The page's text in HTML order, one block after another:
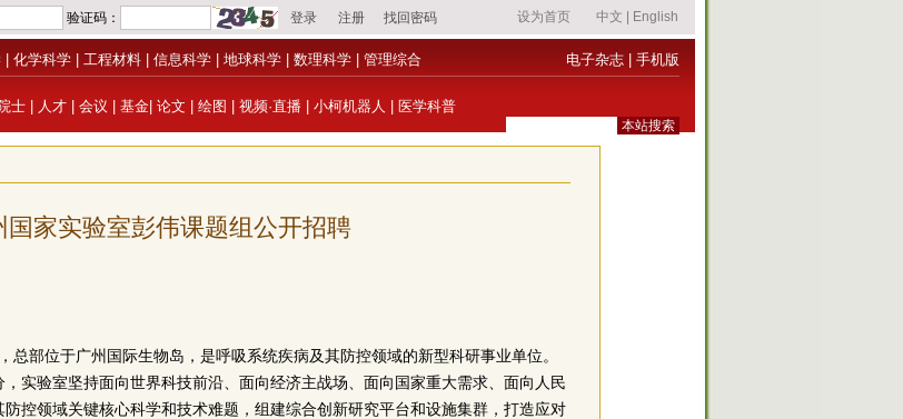
化学科学 工程材料 信息科学 地球科学 数理科学 管理综合 电子杂志 手机版
士 人才 会议 基金 论文 绘图 视频·直播 小柯机器人 医学科普
国家实验室彭伟课题组公开招聘
总部位于广州国际生物岛，是呼吸系统疾病及其防控领域的新型科研事业单位。
实验室坚持面向世界科技前沿、面向经济主战场、面向国家重大需求、面向人民
控领域关键核心科学和技术难题，组建综合创新研究平台和设施集群，打造应对